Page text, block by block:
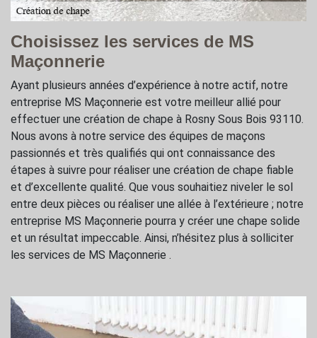
Choisissez les services de MS
Maçonnerie
Ayant plusieurs années d’expérience à notre actif, notre
entreprise MS Maçonnerie est votre meilleur allié pour
effectuer une création de chape à Rosny Sous Bois 93110.
Nous avons à notre service des équipes de maçons
passionnés et très qualifiés qui ont connaissance des
étapes à suivre pour réaliser une création de chape fiable
et d’excellente qualité. Que vous souhaitiez niveler le sol
entre deux pièces ou réaliser une allée à l’extérieure ; notre
entreprise MS Maçonnerie pourra y créer une chape solide
et un résultat impeccable. Ainsi, n’hésitez plus à solliciter
les services de MS Maçonnerie .